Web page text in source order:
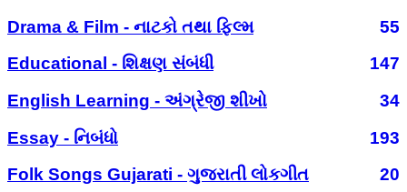
Drama & Film - નાટકો તથા ફિલ્મ
55
Educational - શિક્ષણ સંબંધી
147
English Learning - અંગ્રેજી શીખો
34
Essay - નિબંધો
193
Folk Songs Gujarati - ગુજરાતી લોકગીત
20